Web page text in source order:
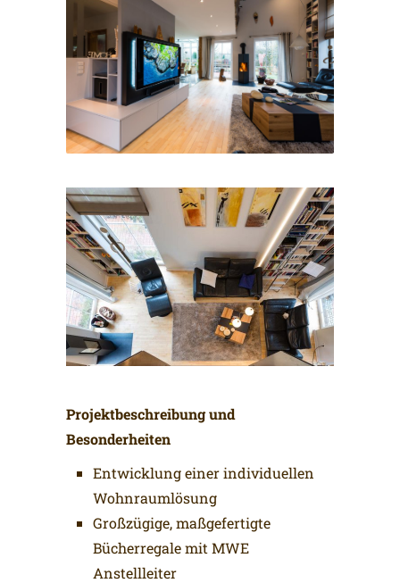
Projektbeschreibung und
Besonderheiten
Entwicklung einer individuellen
Wohnraumlösung
Großzügige, maßgefertigte
Bücherregale mit MWE
Anstellleiter